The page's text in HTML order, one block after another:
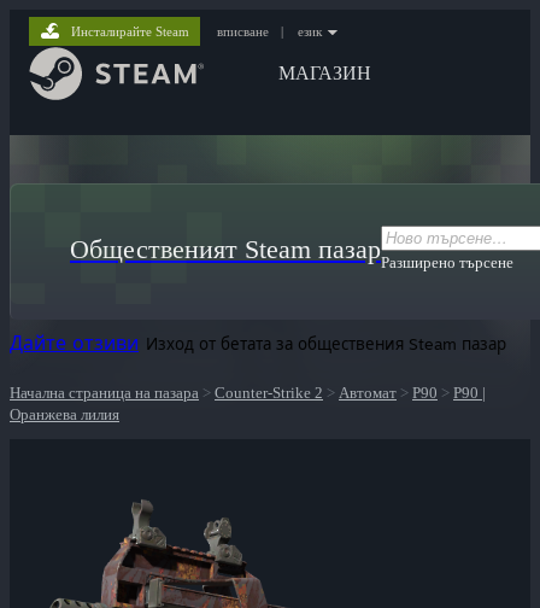
МАГАЗИН
Инсталирайте Steam вписване | език
Общественият Steam пазарРазширено търсене
Дайте отзиви Изход от бетата за обществения Steam пазар
Начална страница на пазара > Counter-Strike 2 > Автомат > P90 > P90 |
Оранжева лилия